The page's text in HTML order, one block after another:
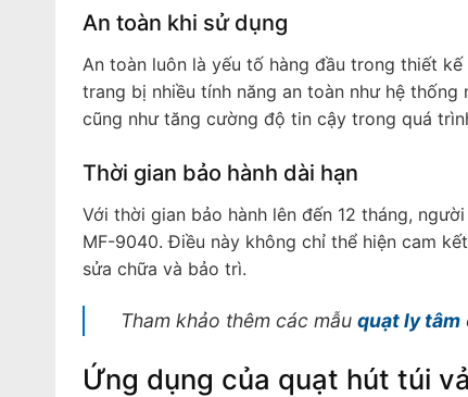
An toàn khi sử dụng
An toàn luôn là yếu tố hàng đầu trong thiết
trang bị nhiều tính năng an toàn như hệ
cũng như tăng cường độ tin cậy trong quá
Thời gian bảo hành dài hạn
Với thời gian bảo hành lên đến 12 tháng,
MF-9040. Điều này không chỉ thể hiện cam
sửa chữa và bảo trì.
Tham khảo thêm các mẫu quạt ly tâm
Ứng dụng của quạt hút túi